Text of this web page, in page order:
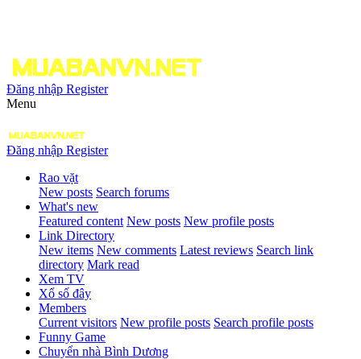
Đăng nhập Register
Menu
Đăng nhập Register
Rao vặt
New posts Search forums
What's new
Featured content New posts New profile posts
Link Directory
New items New comments Latest reviews Search link
directory Mark read
Xem TV
Xổ số đây
Members
Current visitors New profile posts Search profile posts
Funny Game
Chuyển nhà Bình Dương